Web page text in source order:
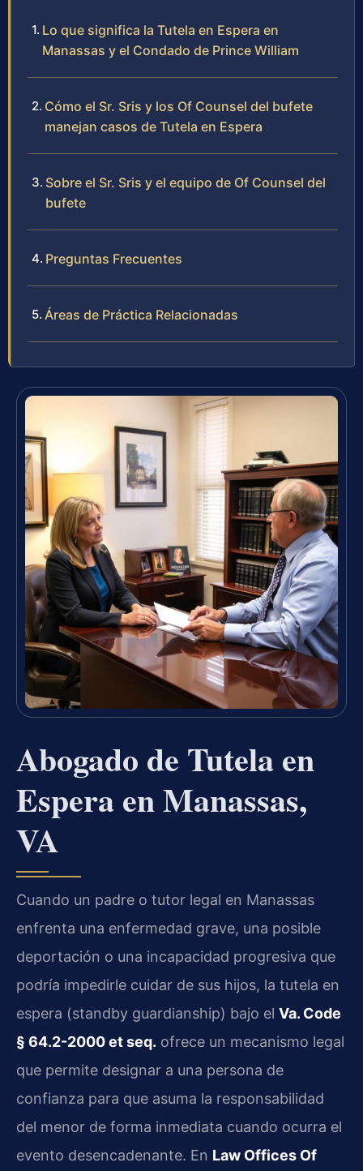
Lo que significa la Tutela en Espera en
Manassas y el Condado de Prince William
Cómo el Sr. Sris y los Of Counsel del bufete
manejan casos de Tutela en Espera
Sobre el Sr. Sris y el equipo de Of Counsel del
bufete
Preguntas Frecuentes
Áreas de Práctica Relacionadas
Abogado de Tutela en
Espera en Manassas,
VA
Cuando un padre o tutor legal en Manassas
enfrenta una enfermedad grave, una posible
deportación o una incapacidad progresiva que
podría impedirle cuidar de sus hijos, la tutela en
espera (standby guardianship) bajo el Va. Code
§ 64.2-2000 et seq. ofrece un mecanismo legal
que permite designar a una persona de
confianza para que asuma la responsabilidad
del menor de forma inmediata cuando ocurra el
evento desencadenante. En Law Offices Of